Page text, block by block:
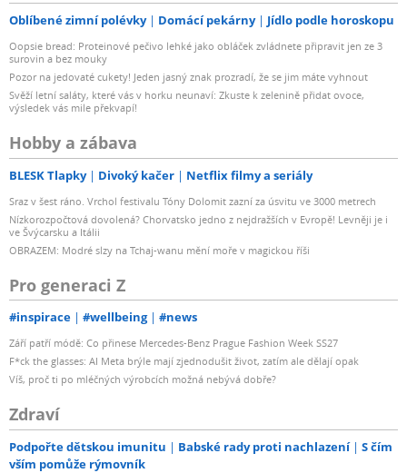
Oblíbené zimní polévky Domácí pekárny Jídlo podle horoskopu
Oopsie bread: Proteinové pečivo lehké jako obláček zvládnete připravit jen ze 3
surovin a bez mouky
Pozor na jedovaté cukety! Jeden jasný znak prozradí, že se jim máte vyhnout
Svěží letní saláty, které vás v horku neunaví: Zkuste k zelenině přidat ovoce,
výsledek vás mile překvapí!
Hobby a zábava
BLESK Tlapky Divoký kačer Netflix filmy a seriály
Sraz v šest ráno. Vrchol festivalu Tóny Dolomit zazní za úsvitu ve 3000 metrech
Nízkorozpočtová dovolená? Chorvatsko jedno z nejdražších v Evropě! Levněji je i
ve Švýcarsku a Itálii
OBRAZEM: Modré slzy na Tchaj-wanu mění moře v magickou říši
Pro generaci Z
#inspirace #wellbeing #news
Září patří módě: Co přinese Mercedes-Benz Prague Fashion Week SS27
F*ck the glasses: AI Meta brýle mají zjednodušit život, zatím ale dělají opak
Víš, proč ti po mléčných výrobcích možná nebývá dobře?
Zdraví
Podpořte dětskou imunitu Babské rady proti nachlazení
S čím
vším pomůže rýmovník